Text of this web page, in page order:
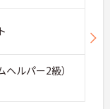
ルパー2級）